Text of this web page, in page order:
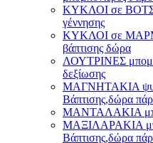
ΚΥΚΛΟΙ σε
γέννησης
ΚΥΚΛΟΙ σε
βάπτισης δώρα
ΛΟΥΤΡΙΝΕΣ
δεξίωσης
ΜΑΓΝΗΤΑΚΙΑ
Βάπτισης,δώρα
ΜΑΝΤΑΛΑΚΙΑ
ΜΑΞΙΛΑΡΑΚΙΑ
Βάπτισης,δώρα